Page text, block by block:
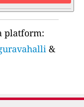
platform:
&